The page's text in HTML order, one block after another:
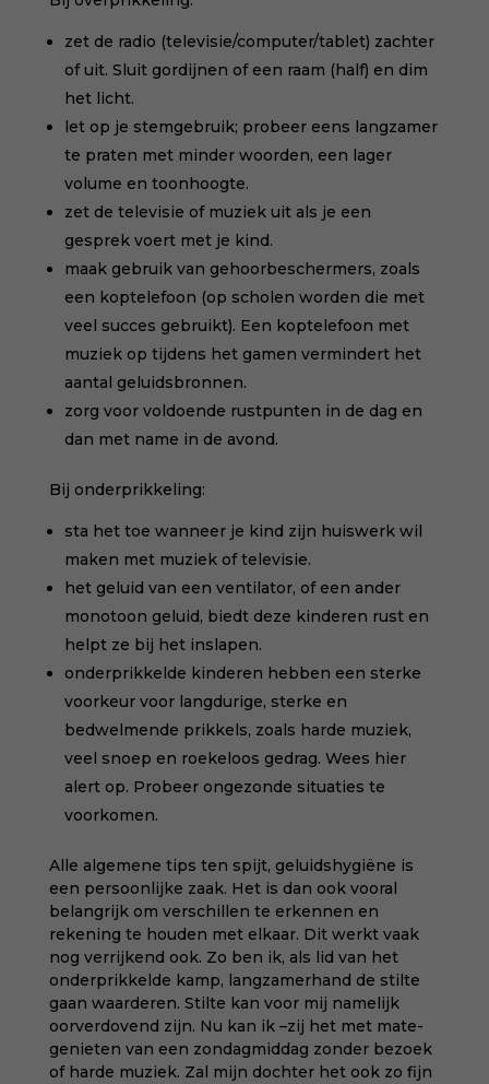
zet de radio (televisie/computer/tablet) zachter
of uit. Sluit gordijnen of een raam (half) en dim
het licht.
let op je stemgebruik; probeer eens langzamer
te praten met minder woorden, een lager
volume en toonhoogte.
zet de televisie of muziek uit als je een
gesprek voert met je kind.
maak gebruik van gehoorbeschermers, zoals
een koptelefoon (op scholen worden die met
veel succes gebruikt). Een koptelefoon met
muziek op tijdens het gamen vermindert het
aantal geluidsbronnen.
zorg voor voldoende rustpunten in de dag en
dan met name in de avond.
Bij onderprikkeling:
sta het toe wanneer je kind zijn huiswerk wil
maken met muziek of televisie.
het geluid van een ventilator, of een ander
monotoon geluid, biedt deze kinderen rust en
helpt ze bij het inslapen.
onderprikkelde kinderen hebben een sterke
voorkeur voor langdurige, sterke en
bedwelmende prikkels, zoals harde muziek,
veel snoep en roekeloos gedrag. Wees hier
alert op. Probeer ongezonde situaties te
voorkomen.
Alle algemene tips ten spijt, geluidshygiëne is
een persoonlijke zaak. Het is dan ook vooral
belangrijk om verschillen te erkennen en
rekening te houden met elkaar. Dit werkt vaak
nog verrijkend ook. Zo ben ik, als lid van het
onderprikkelde kamp, langzamerhand de stilte
gaan waarderen. Stilte kan voor mij namelijk
oorverdovend zijn. Nu kan ik –zij het met mate-
genieten van een zondagmiddag zonder bezoek
of harde muziek. Zal mijn dochter het ook zo fijn